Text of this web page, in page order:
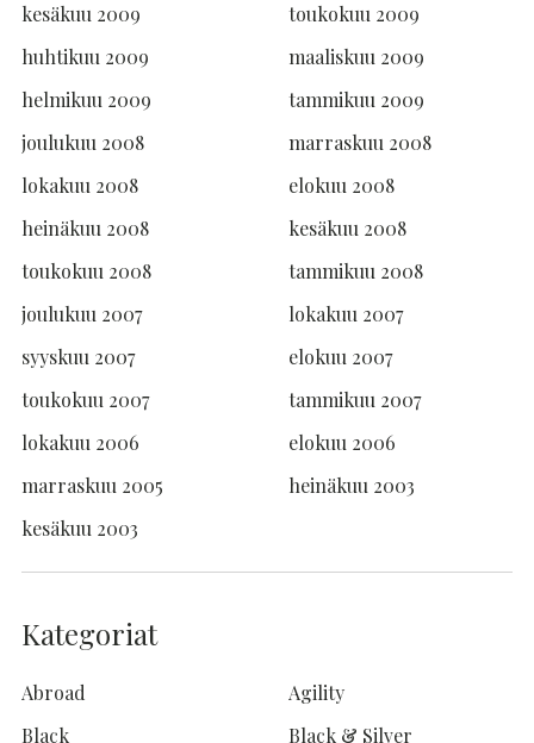
kesäkuu 2009
toukokuu 2009
huhtikuu 2009
maaliskuu 2009
helmikuu 2009
tammikuu 2009
joulukuu 2008
marraskuu 2008
lokakuu 2008
elokuu 2008
heinäkuu 2008
kesäkuu 2008
toukokuu 2008
tammikuu 2008
joulukuu 2007
lokakuu 2007
syyskuu 2007
elokuu 2007
toukokuu 2007
tammikuu 2007
lokakuu 2006
elokuu 2006
marraskuu 2005
heinäkuu 2003
kesäkuu 2003
Kategoriat
Abroad
Agility
Black
Black & Silver